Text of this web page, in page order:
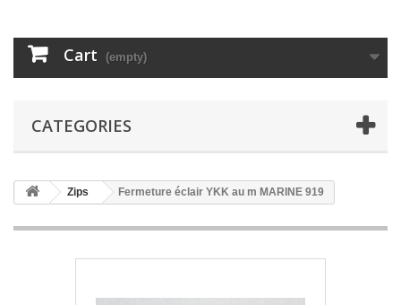
Cart (empty)
CATEGORIES
Zips Fermeture éclair YKK au m MARINE 919